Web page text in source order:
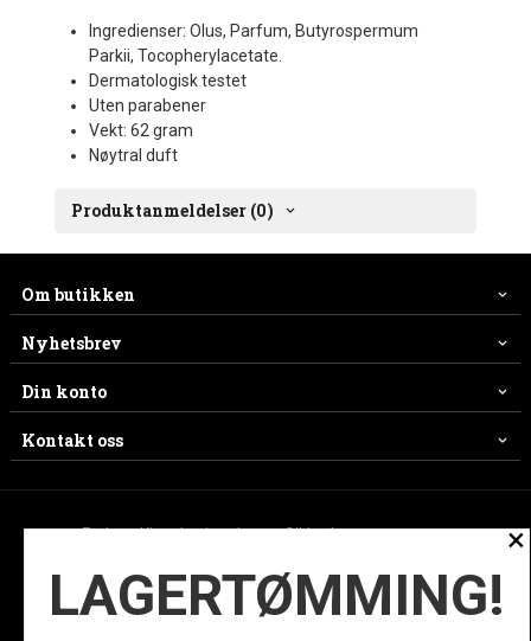
Ingredienser: Olus, Parfum, Butyrospermum
Parkii, Tocopherylacetate.
Dermatologisk testet
Uten parabener
Vekt: 62 gram
Nøytral duft
Produktanmeldelser (0)
Om butikken
Nyhetsbrev
Din konto
Kontakt oss
Frakt Kjøpsbetingelser Sikkerhet og personvern
Nyhetsbrev Ofte stilte spørsmål
×
LAGERTØMMING!